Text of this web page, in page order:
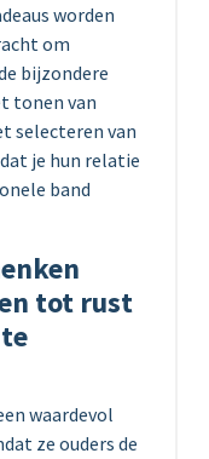
worden
om
bijzondere
tonen van
selecteren van
je hun relatie
band
tot rust
waardevol
ze ouders de